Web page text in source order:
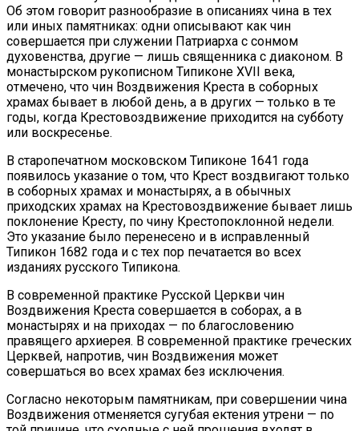
Об этом говорит разнообразие в описаниях чина в тех
или иных памятниках: одни описывают как чин
совершается при служении Патриарха с сонмом
духовенства, другие — лишь священника с диаконом. В
монастырском рукописном Типиконе XVII века,
отмечено, что чин Воздвижения Креста в соборных
храмах бывает в любой день, а в других — только в те
годы, когда Крестовоздвижение приходится на субботу
или воскресенье.
В старопечатном московском Типиконе 1641 года
появилось указание о том, что Крест воздвигают только
в соборных храмах и монастырях, а в обычных
приходских храмах на Крестовоздвижение бывает лишь
поклонение Кресту, по чину Крестопоклонной недели.
Это указание было перенесено и в исправленный
Типикон 1682 года и с тех пор печатается во всех
изданиях русского Типикона.
В современной практике Русской Церкви чин
Воздвижения Креста совершается в соборах, а в
монастырях и на приходах — по благословению
правящего архиерея. В современной практике греческих
Церквей, напротив, чин Воздвижения может
совершаться во всех храмах без исключения.
Согласно некоторым памятникам, при совершении чина
Воздвижения отменяется сугубая ектения утрени — по